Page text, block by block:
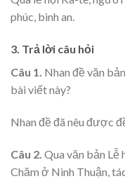
phúc, bình an.
3. Trả lời câu hỏi
Câu 1. Nhan đề văn
bài viết này?
Nhan đề đã nêu được
Câu 2. Qua văn bản Lễ
Chăm ở Ninh Thuận,